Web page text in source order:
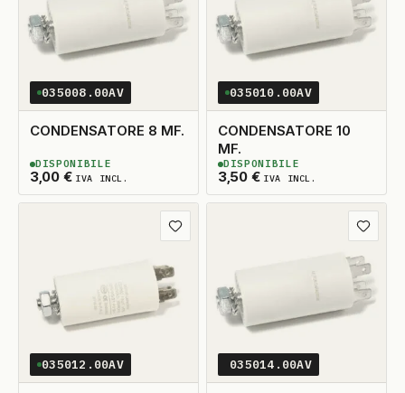
035008.00AV
CONDENSATORE 8 MF.
3,00 € IVA INCL.
2DISPONIBILI
DISPONIBILE
035010.00AV
CONDENSATORE 10
MF.
3,50 € IVA INCL.
2DISPONIBILI
DISPONIBILE
Aggiungi ai preferiti
035012.00AV 035014.00AV